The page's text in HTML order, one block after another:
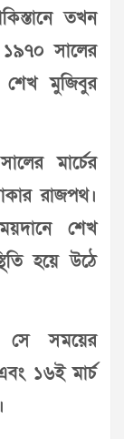
তখন
সালের
শেখ মুজিবুর
মার্চের
রাজপথ।
শেখ
হয়ে উঠে
সে সময়ের
১৬ই মার্চ